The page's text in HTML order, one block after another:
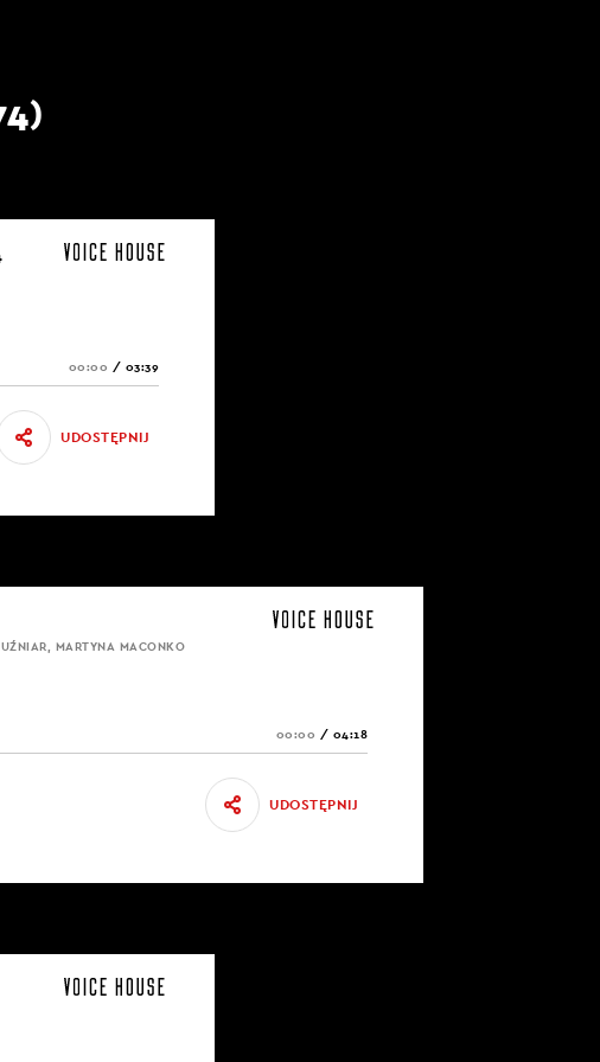
zaczynamy, jaki jest
ja przyszłam, bo
głową,
z
ale
Więc z jednej
to było najlepsze,
jestem
bycie w tym
pierwsze
decyzję,
kwalifikują, nie
różnica między
i wydawać by
psychiatra. Ta
00:00 / 03:39
UDOSTĘPNIJ
MARTYNA MACONKO
00:00 / 04:18
UDOSTĘPNIJ